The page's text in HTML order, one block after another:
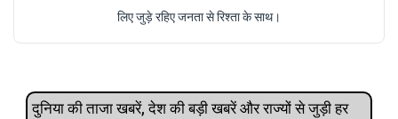
लिए जुड़े रहिए जनता से रिश्ता के साथ।
दुनिया की ताजा खबरें, देश की बड़ी खबरें और राज्‍यों से जुड़ी हर